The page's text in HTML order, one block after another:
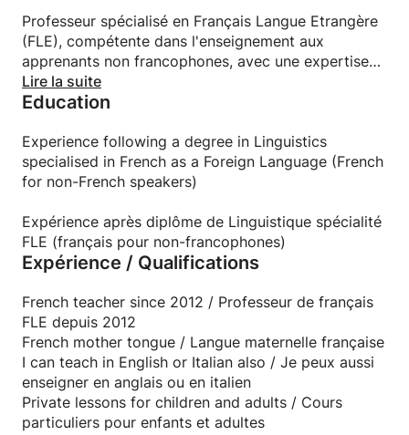
Si vous souhaitez apprendre le français pendant une
semaine de vacances, je vous propose une session
de français :
10h-13h ou 14h-17h du lundi au vendredi - ou du
mardi au samedi -
Session de 15h de cours par semaine
Tous niveaux
Il est possible de faire un cours pour plusieurs
enfants, si vous êtes des parents amis par exemple
et que vous souhaitez que vos enfants apprennent -
débutent ou améliorent - le français en même temps
en session de vacances !
Je me déplace chez vous
Jeux ludiques pour les enfants - car ils sont en
vacances !;)
Adultes : vous êtes adulte et vous souhaitez
apprendre le français sur vos vacances ? Session de
vacances possible, intensive ou non ! OU vous êtes
en télétravail ou freelance ou en horaires atypiques
(matin/nuit, métiers de l'hôtellerie, métiers de la
santé, etc.) ou retraité ou pour quelque raison que
Professeur spécialisé en Français Langue Etrangère
(FLE), compétente dans l'enseignement aux
apprenants non francophones, avec une expertise
adaptée aux besoins individuels.
Lire la suite
Education
Experience following a degree in Linguistics
specialised in French as a Foreign Language (French
for non-French speakers)
Expérience après diplôme de Linguistique spécialité
FLE (français pour non-francophones)
Expérience / Qualifications
French teacher since 2012 / Professeur de français
FLE depuis 2012
French mother tongue / Langue maternelle française
I can teach in English or Italian also / Je peux aussi
enseigner en anglais ou en italien
Private lessons for children and adults / Cours
particuliers pour enfants et adultes